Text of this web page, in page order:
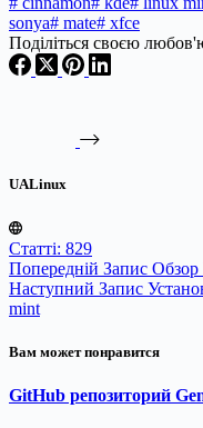
sonya# mate# xfce
Поділіться своєю
UALinux
Статті: 829
Попередній Запис
Наступний Запис
mint
Вам может понравится
GitHub репозиторий